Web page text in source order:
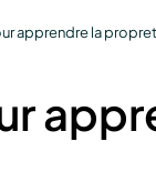
apprendre la